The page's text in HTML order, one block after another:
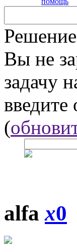
Вы не
задачу
введите
(
alfax0